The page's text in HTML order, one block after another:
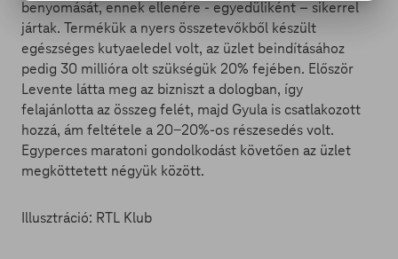
benyomását, ennek ellenére - egyedüliként – sikerrel
jártak. Termékük a nyers összetevőkből készült
egészséges kutyaeledel volt, az üzlet beindításához
pedig 30 millióra olt szükségük 20% fejében. Először
Levente látta meg az bizniszt a dologban, így
felajánlotta az összeg felét, majd Gyula is csatlakozott
hozzá, ám feltétele a 20-20%-os részesedés volt.
Egyperces maratoni gondolkodást követően az üzlet
megköttetett négyük között.
Illusztráció: RTL Klub